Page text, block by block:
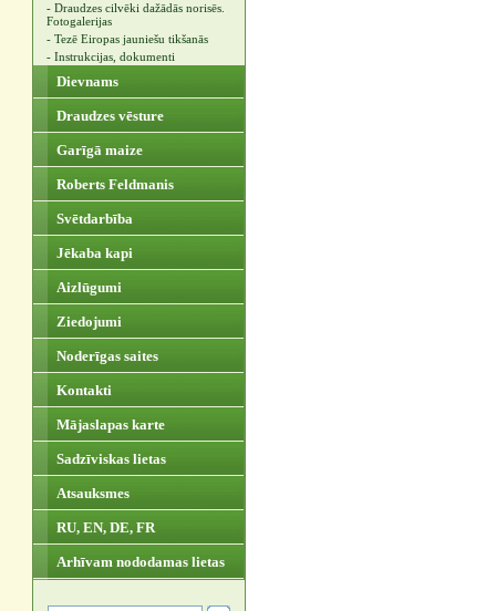
- Draudzes cilvēki dažādās norisēs.
Fotogalerijas
- Tezē Eiropas jauniešu tikšanās
- Instrukcijas, dokumenti
Dievnams
Draudzes vēsture
Garīgā maize
Roberts Feldmanis
Svētdarbība
Jēkaba kapi
Aizlūgumi
Ziedojumi
Noderīgas saites
Kontakti
Mājaslapas karte
Sadzīviskas lietas
Atsauksmes
RU, EN, DE, FR
Arhīvam nododamas lietas